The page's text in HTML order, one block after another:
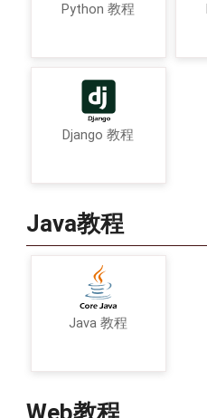
Python 教程
Django 教程
Java教程
Java 教程
Web教程